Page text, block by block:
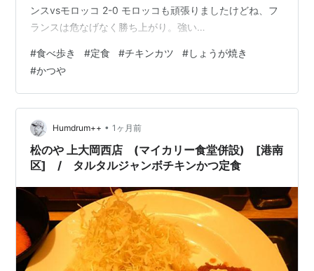
ンスvsモロッコ 2-0 モロッコも頑張りましたけどね、フ
ランスは危なげなく勝ち上がり。強い…
#食べ歩き #定食 #チキンカツ #しょうが焼き
#かつや
Humdrum++ • 1ヶ月前
松のや 上大岡西店 (マイカリー食堂併設) [港南
区] / タルタルジャンボチキンかつ定食